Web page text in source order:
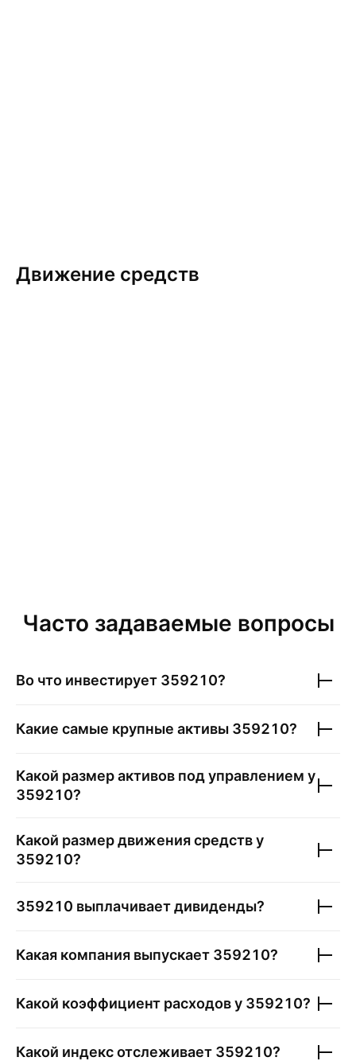
Движение средств
Часто задаваемые вопросы
Во что инвестирует 359210?
Какие самые крупные активы 359210?
Какой размер активов под управлением у
359210?
Какой размер движения средств у
359210?
359210 выплачивает дивиденды?
Какая компания выпускает 359210?
Какой коэффициент расходов у 359210?
Какой индекс отслеживает 359210?